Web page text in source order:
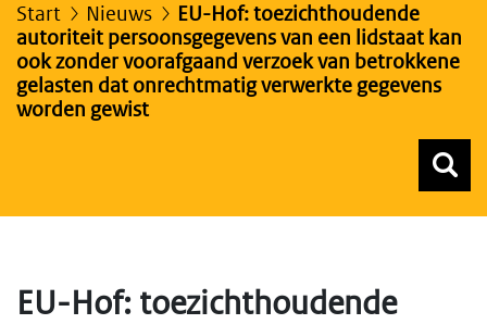
Start Nieuws
EU-Hof: toezichthoudende
autoriteit persoonsgegevens van een lidstaat kan
ook zonder voorafgaand verzoek van betrokkene
gelasten dat onrechtmatig verwerkte gegevens
worden gewist
EU-Hof: toezichthoudende